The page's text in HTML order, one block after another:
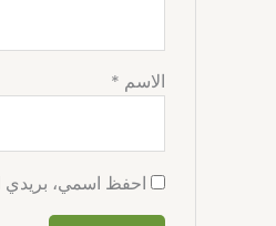
الاسم *
احفظ اسمي، بريدي